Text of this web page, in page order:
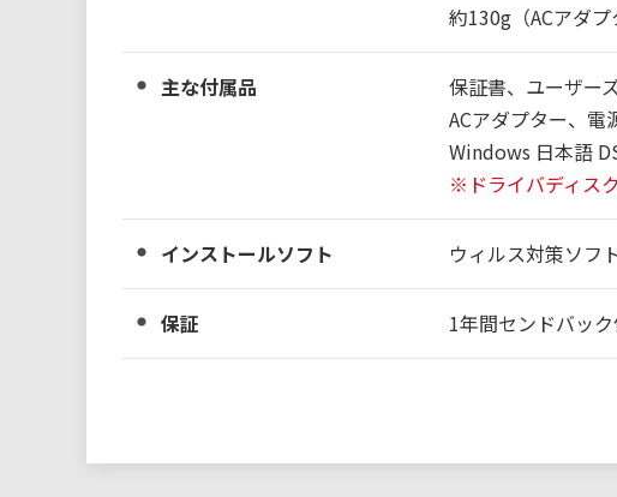
約130g（ACアダプ
主な付属品
保証書、ユーザー
ACアダプター、電
Windows 日本語
※ドライバディス
インストールソフト ウィルス対策ソフ
保証 1年間センドバッ